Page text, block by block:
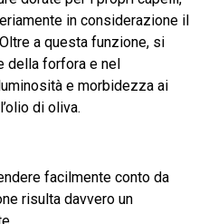
in considerazione il
a questa funzione, si
della forfora e nel
e morbidezza ai
di oliva.
facilmente conto da
risulta davvero un